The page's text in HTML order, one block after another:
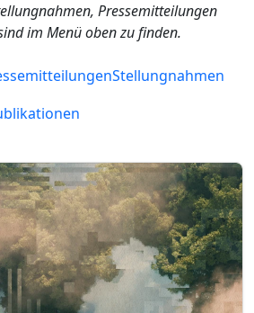
Pressemitteilungen
im Menü oben zu finden.
Stellungnahmen